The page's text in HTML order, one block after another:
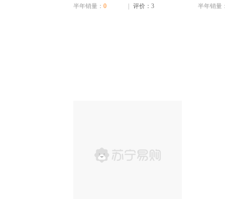
半年销量： 0 评价：3 半年销量